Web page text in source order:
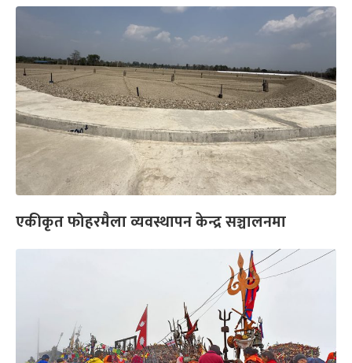
एकीकृत फोहरमैला व्यवस्थापन केन्द्र सञ्चालनमा